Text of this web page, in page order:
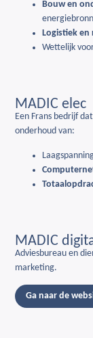
Bouw en
Logistiek en
Wettelijk
MADIC elec
Een Frans bedrijf
onderhoud van:
MADIC
Adviesbureau en
marketing.
Ga naar de